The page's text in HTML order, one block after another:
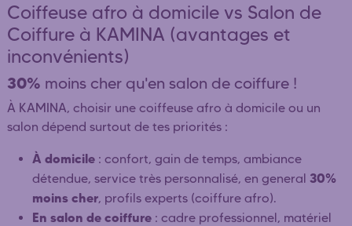
Coiffeuse afro à domicile vs Salon de
Coiffure à KAMINA (avantages et
inconvénients)
30% moins cher qu'en salon de coiffure !
À KAMINA, choisir une coiffeuse afro à domicile ou un
salon dépend surtout de tes priorités :
À domicile : confort, gain de temps, ambiance
détendue, service très personnalisé, en general 30%
moins cher, profils experts (coiffure afro).
En salon de coiffure : cadre professionnel, matériel